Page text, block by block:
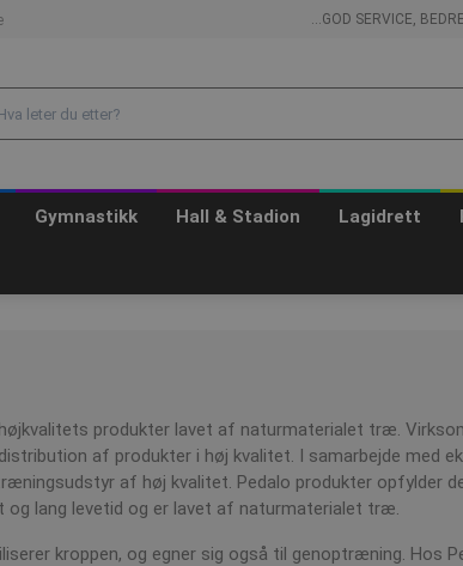
...GOD SERVICE,
Gymnastikk Hall & Stadion Lagidrett
produkter lavet af naturmaterialet træ.
af produkter i høj kvalitet. I samarbejde med
af høj kvalitet. Pedalo produkter opfylder
og lang levetid og er lavet af naturmaterialet træ.
kroppen, og egner sig også til genoptræning. Hos